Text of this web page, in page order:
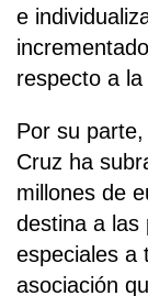
e
respecto a
Por su
Cruz ha
millones de
destina a las
especiales a
asociación